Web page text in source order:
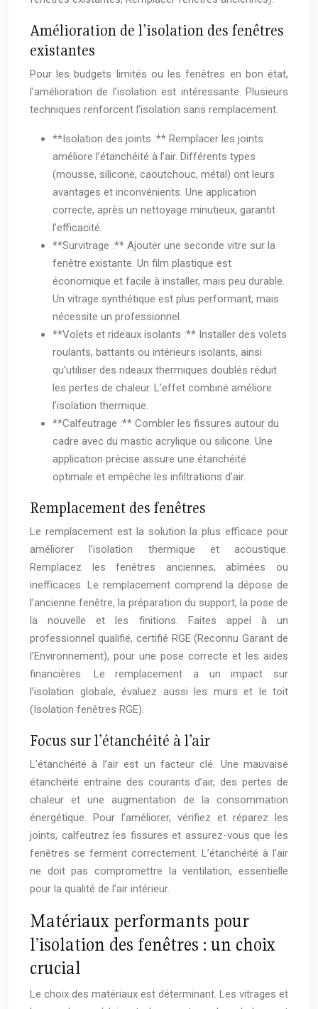
Amélioration de l’isolation des fenêtres
existantes
Pour les budgets limités ou les fenêtres en bon état,
l’amélioration de l’isolation est intéressante. Plusieurs
techniques renforcent l’isolation sans remplacement.
**Isolation des joints :** Remplacer les joints
améliore l’étanchéité à l’air. Différents types
(mousse, silicone, caoutchouc, métal) ont leurs
avantages et inconvénients. Une application
correcte, après un nettoyage minutieux, garantit
l’efficacité.
**Survitrage :** Ajouter une seconde vitre sur la
fenêtre existante. Un film plastique est
économique et facile à installer, mais peu durable.
Un vitrage synthétique est plus performant, mais
nécessite un professionnel.
**Volets et rideaux isolants :** Installer des volets
roulants, battants ou intérieurs isolants, ainsi
qu’utiliser des rideaux thermiques doublés réduit
les pertes de chaleur. L’effet combiné améliore
l’isolation thermique.
**Calfeutrage :** Combler les fissures autour du
cadre avec du mastic acrylique ou silicone. Une
application précise assure une étanchéité
optimale et empêche les infiltrations d’air.
Remplacement des fenêtres
Le remplacement est la solution la plus efficace pour
améliorer l’isolation thermique et acoustique.
Remplacez les fenêtres anciennes, abîmées ou
inefficaces. Le remplacement comprend la dépose de
l’ancienne fenêtre, la préparation du support, la pose de
la nouvelle et les finitions. Faites appel à un
professionnel qualifié, certifié RGE (Reconnu Garant de
l’Environnement), pour une pose correcte et les aides
financières. Le remplacement a un impact sur
l’isolation globale, évaluez aussi les murs et le toit
(Isolation fenêtres RGE).
Focus sur l’étanchéité à l’air
L’étanchéité à l’air est un facteur clé. Une mauvaise
étanchéité entraîne des courants d’air, des pertes de
chaleur et une augmentation de la consommation
énergétique. Pour l’améliorer, vérifiez et réparez les
joints, calfeutrez les fissures et assurez-vous que les
fenêtres se ferment correctement. L’étanchéité à l’air
ne doit pas compromettre la ventilation, essentielle
pour la qualité de l’air intérieur.
Matériaux performants pour
l’isolation des fenêtres : un choix
crucial
Le choix des matériaux est déterminant. Les vitrages et